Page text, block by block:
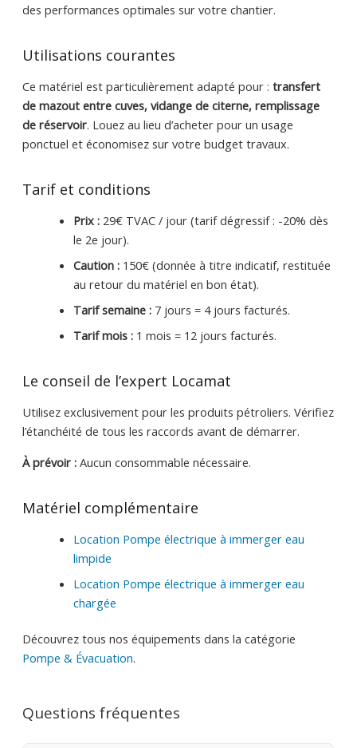
des performances optimales sur votre chantier.
Utilisations courantes
Ce matériel est particulièrement adapté pour : transfert
de mazout entre cuves, vidange de citerne, remplissage
de réservoir. Louez au lieu d’acheter pour un usage
ponctuel et économisez sur votre budget travaux.
Tarif et conditions
Prix :29€ TVAC / jour (tarif dégressif : -20% dès
le 2e jour).
Caution :150€ (donnée à titre indicatif, restituée
au retour du matériel en bon état).
Tarif semaine :7 jours = 4 jours facturés.
Tarif mois :1 mois = 12 jours facturés.
Le conseil de l’expert Locamat
Utilisez exclusivement pour les produits pétroliers. Vérifiez
l’étanchéité de tous les raccords avant de démarrer.
À prévoir :Aucun consommable nécessaire.
Matériel complémentaire
Location Pompe électrique à immerger eau
limpide
Location Pompe électrique à immerger eau
chargée
Découvrez tous nos équipements dans la catégorie
Pompe & Évacuation.
Questions fréquentes